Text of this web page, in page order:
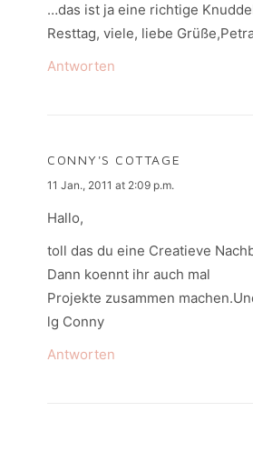
…das ist ja eine richtige
Resttag, viele, liebe
Antworten
CONNY'S COTTAGE
says:
11 Jan., 2011 at 2:09 p.m.
Hallo,
toll das du eine Creatieve
Dann koennt ihr auch mal
Projekte zusammen
lg Conny
Antworten